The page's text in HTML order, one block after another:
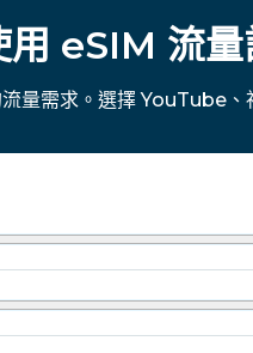
用 eSIM 流
量需求。選擇 YouTube、